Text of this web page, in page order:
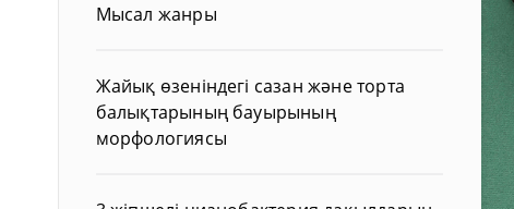
Мысал жанры
Жайық өзеніндегі сазан және торта
балықтарының бауырының
морфологиясы